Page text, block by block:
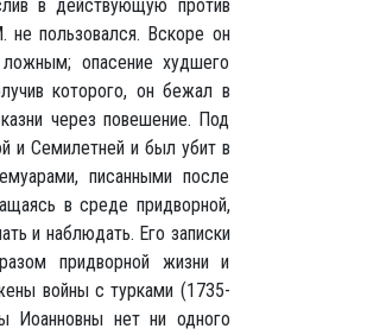
в действующую против
пользовался. Вскоре он
опасение худшего
которого, он бежал в
через повешение. Под
и Семилетней и был убит в
писанными после
в среде придворной,
и наблюдать. Его записки
придворной жизни и
войны с турками (1735-
нет ни одного